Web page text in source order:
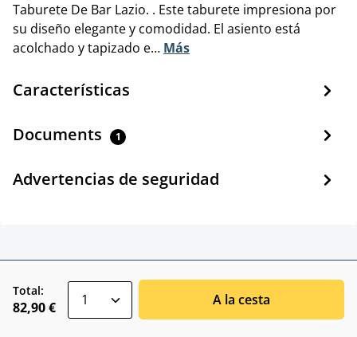
Taburete De Bar Lazio. . Este taburete impresiona por
su diseño elegante y comodidad. El asiento está
acolchado y tapizado e… Más
Características
Documents 1
Advertencias de seguridad
Total:
82,90 € A la cesta